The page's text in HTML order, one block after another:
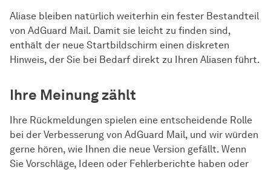
Aliase bleiben natürlich weiterhin ein fester Bestandteil
von AdGuard Mail. Damit sie leicht zu finden sind,
enthält der neue Startbildschirm einen diskreten
Hinweis, der Sie bei Bedarf direkt zu Ihren Aliasen führt.
Ihre Meinung zählt
Ihre Rückmeldungen spielen eine entscheidende Rolle
bei der Verbesserung von AdGuard Mail, und wir würden
gerne hören, wie Ihnen die neue Version gefällt. Wenn
Sie Vorschläge, Ideen oder Fehlerberichte haben oder